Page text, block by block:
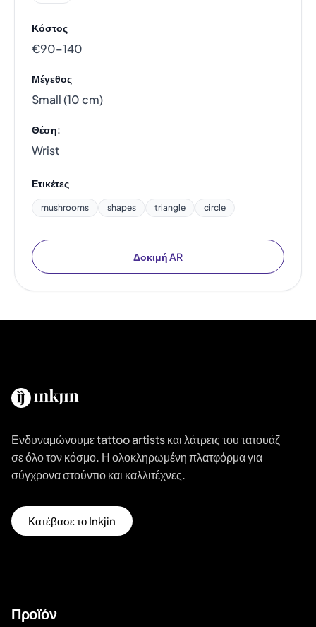
Κόστος
€90–140
Μέγεθος
Small (10 cm)
Θέση:
Wrist
Ετικέτες
mushrooms shapes triangle circle
Δοκιμή AR
Ενδυναμώνουμε tattoo artists και λάτρεις του τατουάζ
σε όλο τον κόσμο. Η ολοκληρωμένη πλατφόρμα για
σύγχρονα στούντιο και καλλιτέχνες.
Κατέβασε το Inkjin
Προϊόν